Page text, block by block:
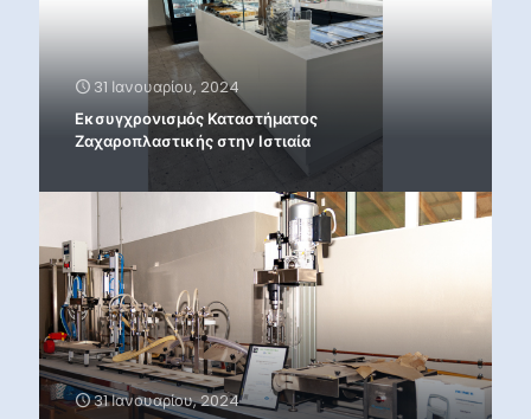
31 Ιανουαρίου, 2024
Εκσυγχρονισμός Καταστήματος
Ζαχαροπλαστικής στην Ιστιαία
31 Ιανουαρίου, 2024